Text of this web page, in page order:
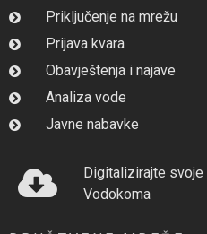
Priključenje na mrežu
Prijava kvara
Obavještenja i najave
Analiza vode
Javne nabavke
Digitalizirajte
Vodokoma